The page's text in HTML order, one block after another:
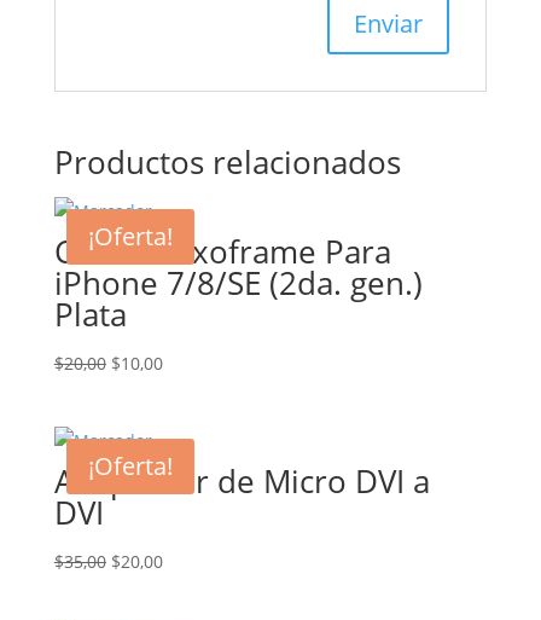
Productos relacionados
¡Oferta!
Carcasa Exoframe Para
iPhone 7/8/SE (2da. gen.)
Plata
$20,00 El
era:
$20,00.
$10,00El
es:
$10,00.
¡Oferta!
Adaptador de Micro DVI a
DVI
$35,00 El
$20,00El